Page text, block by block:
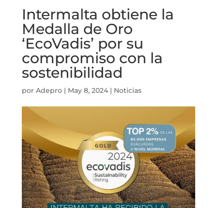
Intermalta obtiene la
Medalla de Oro
‘EcoVadis’ por su
compromiso con la
sostenibilidad
por Adepro| May 8, 2024| Noticias